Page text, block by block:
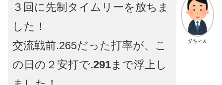
父ちゃん
３回に先制タイムリーを放ちま
した！
交流戦前.265だった打率が、こ
の日の２安打で.291まで浮上し